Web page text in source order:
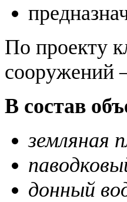
По проекту
сооружений
В состав
земляная
донный